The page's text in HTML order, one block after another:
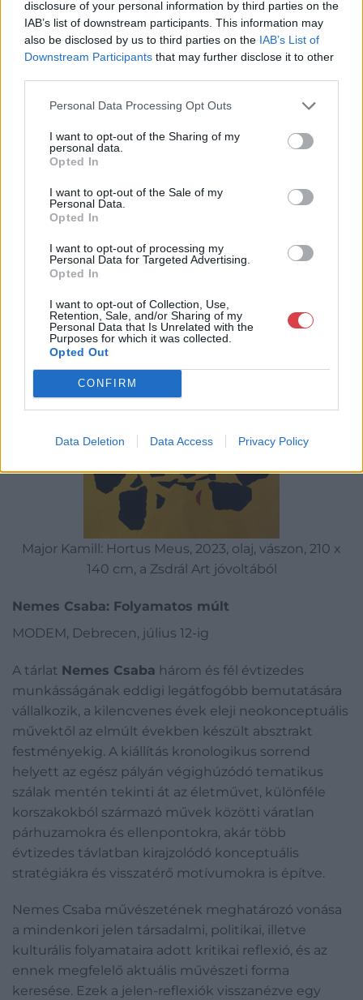
disclosure of your personal information by third parties on the
IAB’s list of downstream participants. This information may
also be disclosed by us to third parties on the IAB’s List of
Downstream Participants that may further disclose it to other
Personal Data Processing Opt Outs
I want to opt-out of the Sharing of my
personal data.
Opted In
I want to opt-out of the Sale of my
Personal Data.
Opted In
I want to opt-out of processing my
Personal Data for Targeted Advertising.
Opted In
I want to opt-out of Collection, Use,
Retention, Sale, and/or Sharing of my
Personal Data that Is Unrelated with the
Purposes for which it was collected.
Opted Out
CONFIRM
Data Deletion Data Access Privacy Policy
mellett bemutatja a legfrissebb alkotásokat is, így a
kalligrafikus festményekre emlékeztető Floral-
sorozatot és a bonyhádi zománcgyárban született,
színhelyére, hiszen a 60-as évek végén Majornak
jelentős szerepe volt a Bonyhádi Enemal Art
Symposium elindításában. Újkeletű bonyhádi
munkái, melyekben reliefekké alakítja a
zománcedényeket, különleges színátmeneteikkel is
magukra vonják szemlélőik figyelmét.
Major Kamill: Hortus Meus, 2023, olaj, vászon, 210 x
140 cm, a Zsdrál Art jóvoltából
Nemes Csaba: Folyamatos múlt
MODEM, Debrecen, július 12-ig
A tárlat Nemes Csaba három és fél évtizedes
munkásságának eddigi legátfogóbb bemutatására
vállalkozik, a kilencvenes évek eleji neokonceptuális
művektől az elmúlt években készült absztrakt
festményekig. A kiállítás kronologikus sorrend
helyett az egész pályán végighúzódó tematikus
szálak mentén tekinti át az életművet, különféle
korszakokból származó művek közötti váratlan
párhuzamokra és ellenpontokra, akár több
évtizedes távlatban kirajzolódó konceptuális
stratégiákra és visszatérő motívumokra is építve.
Nemes Csaba művészetének meghatározó vonása
a mindenkori jelen társadalmi, politikai, illetve
kulturális folyamataira adott kritikai reflexió, és az
ennek megfelelő aktuális művészeti forma
keresése. Ezek a jelen-reflexiók visszanézve egy